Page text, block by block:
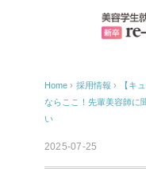
Home › 採用情報 ›
【キ
ならここ！先輩美容師に
い
2025-07-25